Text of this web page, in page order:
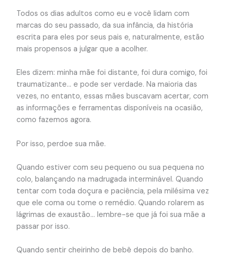
Todos os dias adultos como eu e você lidam com
marcas do seu passado, da sua infância, da história
escrita para eles por seus pais e, naturalmente, estão
mais propensos a julgar que a acolher.
Eles dizem: minha mãe foi distante, foi dura comigo, foi
traumatizante… e pode ser verdade. Na maioria das
vezes, no entanto, essas mães buscavam acertar, com
as informações e ferramentas disponíveis na ocasião,
como fazemos agora.
Por isso, perdoe sua mãe.
Quando estiver com seu pequeno ou sua pequena no
colo, balançando na madrugada interminável. Quando
tentar com toda doçura e paciência, pela milésima vez
que ele coma ou tome o remédio. Quando rolarem as
lágrimas de exaustão… lembre-se que já foi sua mãe a
passar por isso.
Quando sentir cheirinho de bebê depois do banho.